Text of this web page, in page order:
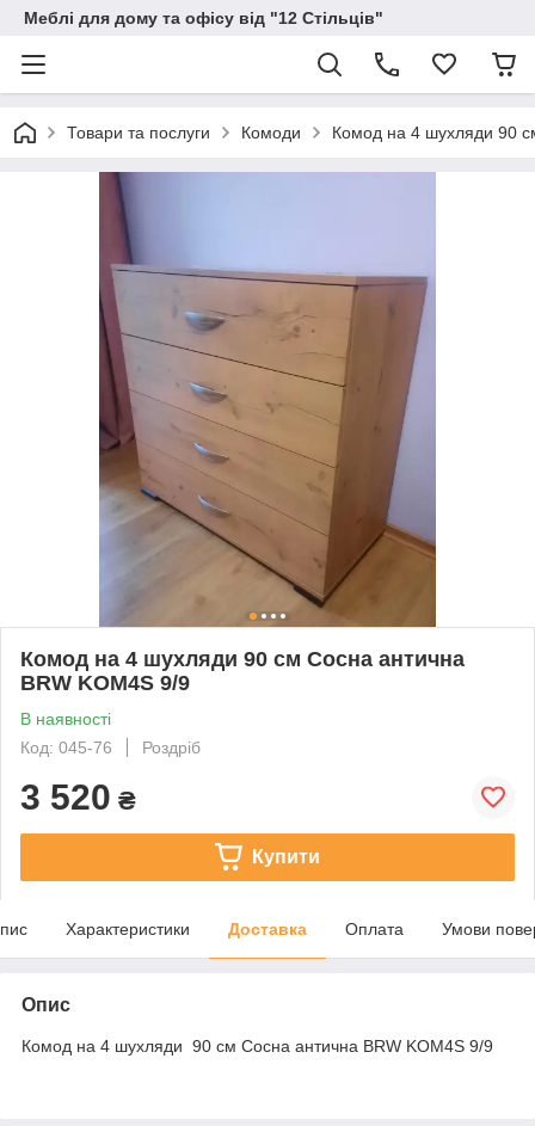
Меблі для дому та офісу від "12 Стільців"
Товари та послуги Комоди Комод на 4 шухляди 90
Комод на 4 шухляди 90 см Сосна антична
BRW KOM4S 9/9
В наявності
Код: 045-76
Роздріб
3 520 ₴
Купити
Характеристики Доставка Оплата Умови
Опис
Комод на 4 шухляди 90 см Сосна антична BRW KOM4S 9/9